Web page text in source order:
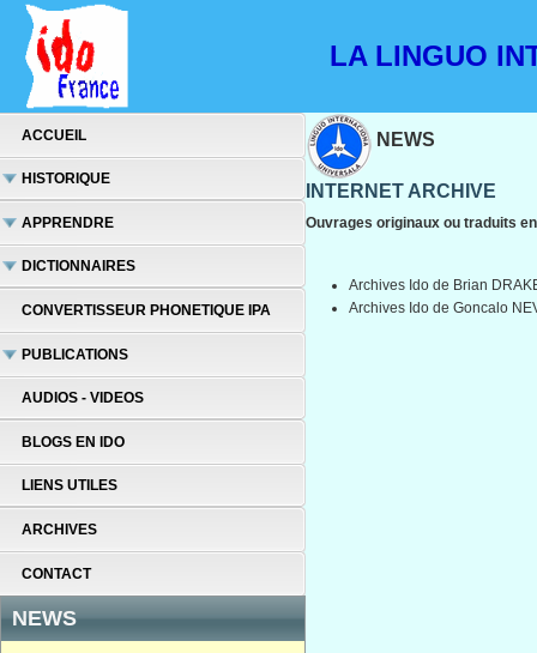
LA LINGUO
ACCUEIL
HISTORIQUE
APPRENDRE
DICTIONNAIRES
CONVERTISSEUR PHONETIQUE IPA
PUBLICATIONS
AUDIOS - VIDEOS
BLOGS EN IDO
LIENS UTILES
ARCHIVES
CONTACT
NEWS
NEWS
INTERNET ARCHIVE
Ouvrages originaux ou traduits
Archives Ido de Brian
Archives Ido de Goncalo